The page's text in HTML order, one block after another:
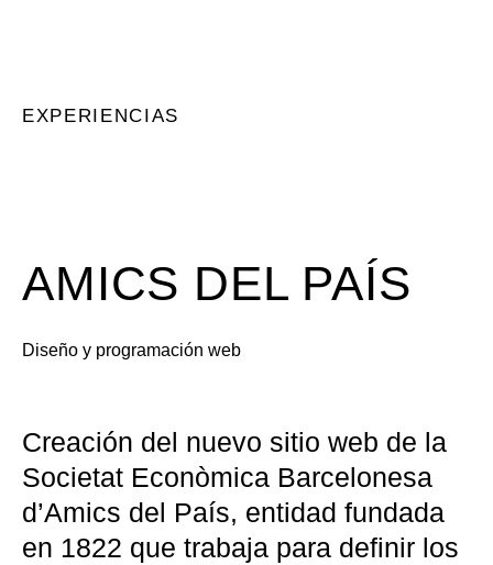
EXPERIENCIAS
AMICS DEL PAÍS
Diseño y programación web
Creación del nuevo sitio web de la
Societat Econòmica Barcelonesa
d’Amics del País, entidad fundada
en 1822 que trabaja para definir los